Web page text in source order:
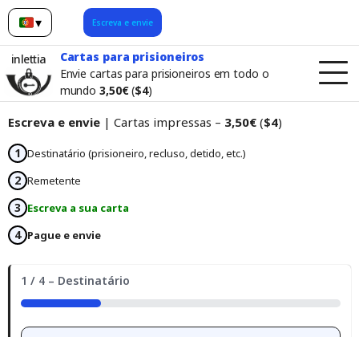
▾
Português Escreva e envie
inlettia
Cartas para prisioneiros
Envie cartas para prisioneiros em todo o
mundo 3,50€($4)
Escreva e envie | Cartas impressas – 3,50€ ($4)
1 Destinatário (prisioneiro, recluso, detido, etc.)
2 Remetente
3 Escreva a sua carta
4 Pague e envie
1 / 4 – Destinatário
25%